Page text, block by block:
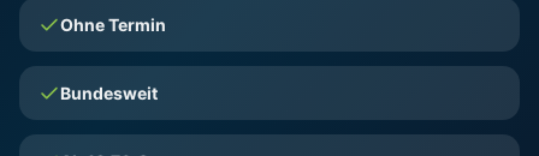
Ohne Termin
Bundesweit